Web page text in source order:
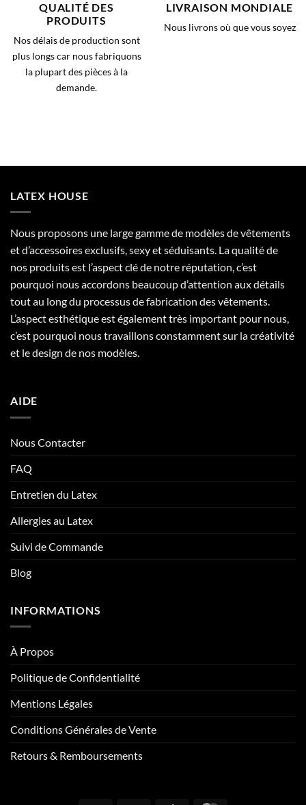
QUALITÉ DES
PRODUITS
Nos délais de production sont
plus longs car nous fabriquons
la plupart des pièces à la
demande.
LIVRAISON MONDIALE
Nous livrons où que vous soyez
LATEX HOUSE
Nous proposons une large gamme de modèles de vêtements
et d’accessoires exclusifs, sexy et séduisants. La qualité de
nos produits est l’aspect clé de notre réputation, c’est
pourquoi nous accordons beaucoup d’attention aux détails
tout au long du processus de fabrication des vêtements.
L’aspect esthétique est également très important pour nous,
c’est pourquoi nous travaillons constamment sur la créativité
et le design de nos modèles.
AIDE
Nous Contacter
FAQ
Entretien du Latex
Allergies au Latex
Suivi de Commande
Blog
INFORMATIONS
À Propos
Politique de Confidentialité
Mentions Légales
Conditions Générales de Vente
Retours & Remboursements